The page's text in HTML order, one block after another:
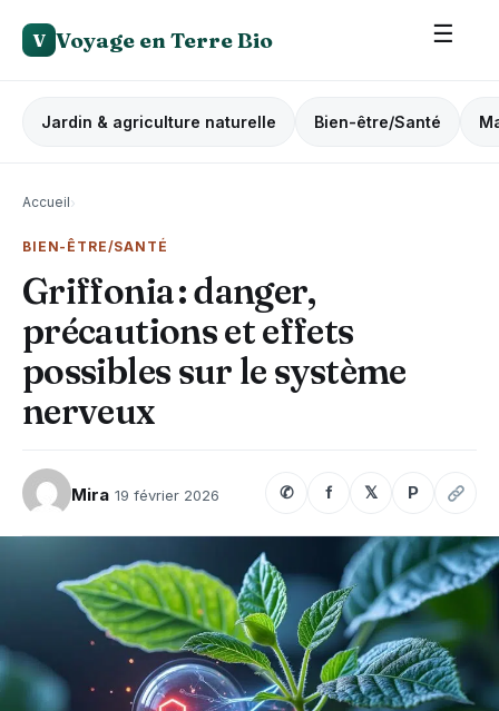
V Voyage en Terre Bio ☰
Jardin & agriculture naturelle Bien-être/Santé
Accueil›
BIEN-ÊTRE/SANTÉ
Griffonia : danger,
précautions et effets
possibles sur le système
nerveux
Mira 19 février 2026 ✆ f 𝕏 P